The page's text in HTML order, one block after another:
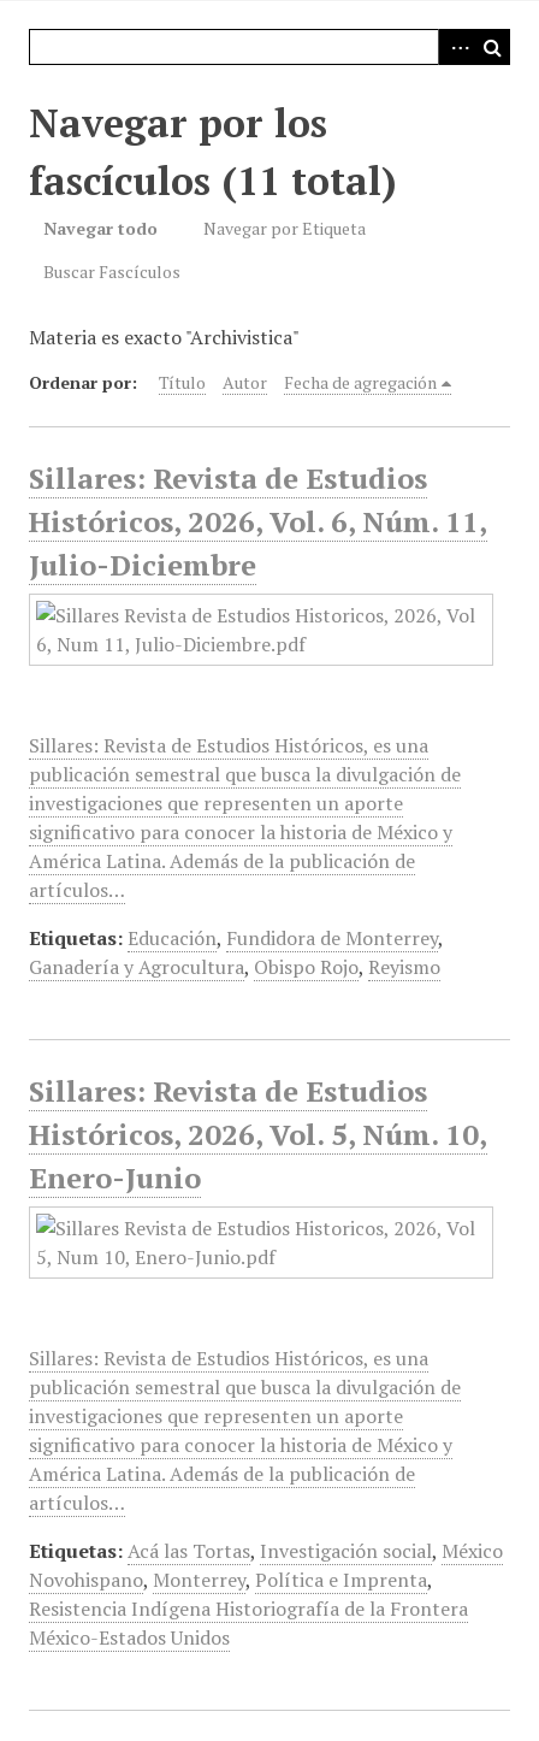
Navegar por los
fascículos (11 total)
Navegar todo
Navegar por Etiqueta
Buscar Fascículos
Materia es exacto "Archivistica"
Ordenar por: Título Autor Fecha de agregación
Sillares: Revista de Estudios
Históricos, 2026, Vol. 6, Núm. 11,
Julio-Diciembre
Sillares: Revista de Estudios Históricos, es una
publicación semestral que busca la divulgación de
investigaciones que representen un aporte
significativo para conocer la historia de México y
América Latina. Además de la publicación de
artículos…
Etiquetas: Educación, Fundidora de Monterrey,
Ganadería y Agrocultura, Obispo Rojo, Reyismo
Sillares: Revista de Estudios
Históricos, 2026, Vol. 5, Núm. 10,
Enero-Junio
Sillares: Revista de Estudios Históricos, es una
publicación semestral que busca la divulgación de
investigaciones que representen un aporte
significativo para conocer la historia de México y
América Latina. Además de la publicación de
artículos…
Etiquetas: Acá las Tortas, Investigación social, México
Novohispano, Monterrey, Política e Imprenta,
Resistencia Indígena Historiografía de la Frontera
México-Estados Unidos